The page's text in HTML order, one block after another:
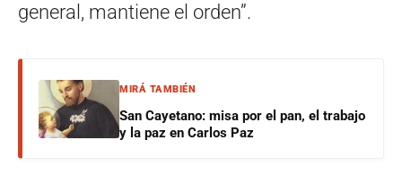
general, mantiene el orden”.
MIRÁ TAMBIÉN
San Cayetano: misa por el pan, el trabajo
y la paz en Carlos Paz